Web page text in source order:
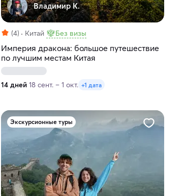
Владимир К.
(4) Китай Без визы
Империя дракона: большое путешествие
по лучшим местам Китая
14 дней 18 сент. – 1 окт. +1 дата
Экскурсионные туры